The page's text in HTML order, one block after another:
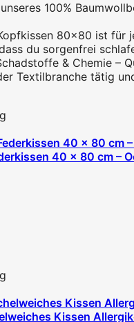
100%
80x80 ist
du sorgenfrei
& Chemie –
Textilbranche tätig
40 x 80 cm –
Kissen